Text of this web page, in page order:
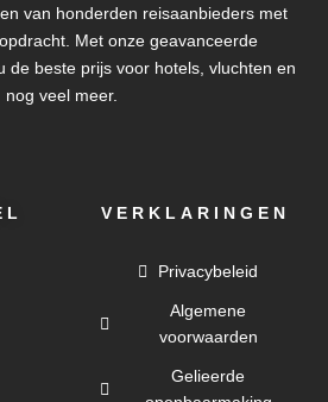
van honderden reisaanbieders met
Met onze geavanceerde
de beste prijs voor hotels, vluchten en
nog veel meer.
VERKLARINGEN
Privacybeleid
Algemene
voorwaarden
Gelieerde